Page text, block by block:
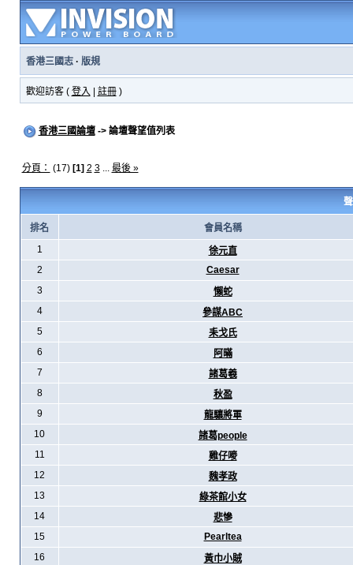
香港三國志· 版規
歡迎訪客 ( 登入 註冊)
香港三國論壇-> 論壇聲望值列表
分頁： (17) [1] 2 3... 最後 »
排名
會員名稱
1
徐元直
2
Caesar
3
懶蛇
4
參謀ABC
5
耒戈氏
6
阿暪
7
諸葛羲
8
秋盈
9
龍驤將軍
10
諸葛people
11
雞仔嘜
12
魏孝政
13
綠茶館小女
14
悲慘
15
Pearltea
16
黃巾小賊